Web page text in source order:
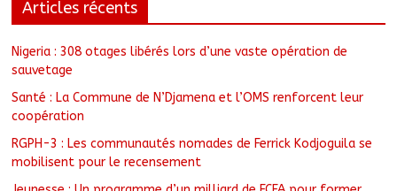
Articles récents
Nigeria : 308 otages libérés lors d’une vaste opération de
sauvetage
Santé : La Commune de N’Djamena et l’OMS renforcent leur
coopération
RGPH-3 : Les communautés nomades de Ferrick Kodjoguila se
mobilisent pour le recensement